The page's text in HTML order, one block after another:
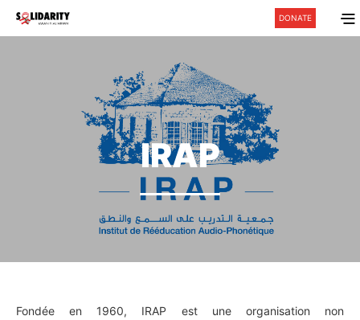
DONATE
IRAP
Fondée en 1960, IRAP est une organisation non